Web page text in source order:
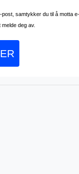
post, samtykker du til å motta
deg av.